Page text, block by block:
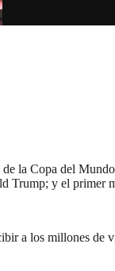
la Copa del
Trump; y el primer
a los millones